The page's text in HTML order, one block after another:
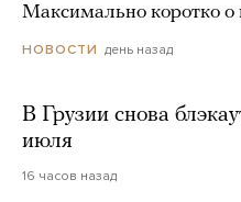
Максимально коротко о
НОВОСТИ день назад
В Грузии снова
июля
16 часов назад